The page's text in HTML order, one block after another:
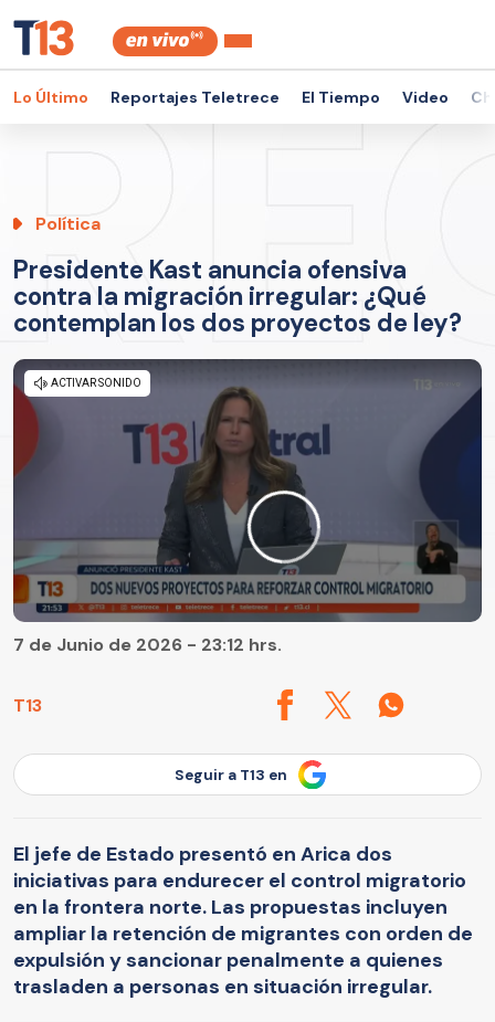
Lo Último Reportajes Teletrece El Tiempo Video
Política
Presidente Kast anuncia ofensiva
contra la migración irregular: ¿Qué
contemplan los dos proyectos de ley?
T13
7 de Junio de 2026 - 23:12 hrs.
Seguir a T13 en
El jefe de Estado presentó en Arica dos
iniciativas para endurecer el control migratorio
en la frontera norte. Las propuestas incluyen
ampliar la retención de migrantes con orden de
expulsión y sancionar penalmente a quienes
trasladen a personas en situación irregular.